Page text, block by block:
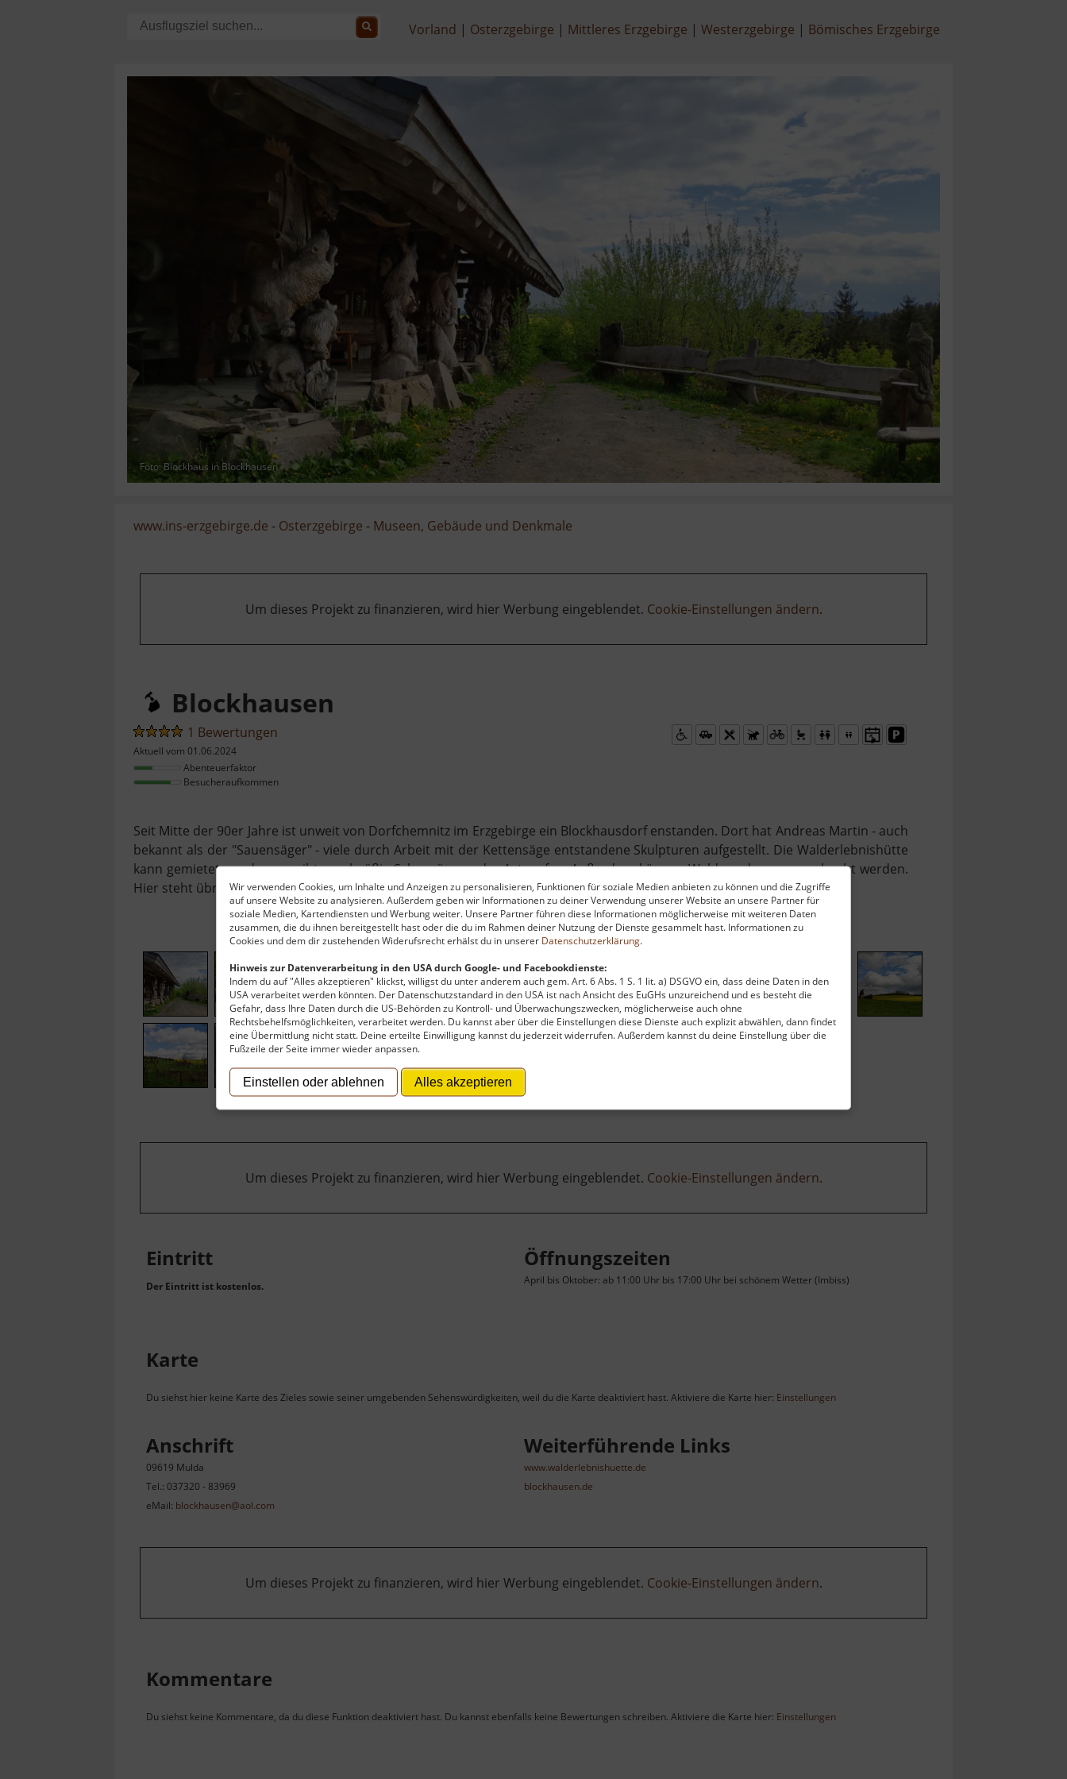
Wir verwenden Cookies, um Inhalte und Anzeigen zu personalisieren, Funktionen für soziale Medien anbieten zu können und die Zugriffe
auf unsere Website zu analysieren. Außerdem geben wir Informationen zu deiner Verwendung unserer Website an unsere Partner für
soziale Medien, Kartendiensten und Werbung weiter. Unsere Partner führen diese Informationen möglicherweise mit weiteren Daten
zusammen, die du ihnen bereitgestellt hast oder die du im Rahmen deiner Nutzung der Dienste gesammelt hast. Informationen zu
Cookies und dem dir zustehenden Widerufsrecht erhälst du in unserer Datenschutzerklärung.
Hinweis zur Datenverarbeitung in den USA durch Google- und Facebookdienste:
Indem du auf "Alles akzeptieren" klickst, willigst du unter anderem auch gem. Art. 6 Abs. 1 S. 1 lit. a) DSGVO ein, dass deine Daten in den
USA verarbeitet werden könnten. Der Datenschutzstandard in den USA ist nach Ansicht des EuGHs unzureichend und es besteht die
Gefahr, dass Ihre Daten durch die US-Behörden zu Kontroll- und Überwachungszwecken, möglicherweise auch ohne
Rechtsbehelfsmöglichkeiten, verarbeitet werden. Du kannst aber über die Einstellungen diese Dienste auch explizit abwählen, dann findet
eine Übermittlung nicht statt. Deine erteilte Einwilligung kannst du jederzeit widerrufen. Außerdem kannst du deine Einstellung über die
Fußzeile der Seite immer wieder anpassen.
Einstellen oder ablehnen Alles akzeptieren
Vorland Osterzgebirge Mittleres Erzgebirge Westerzgebirge Bömisches Erzgebirge
Foto: Blockhaus in Blockhausen
www.ins-erzgebirge.de - Osterzgebirge - Museen, Gebäude und Denkmale
Um dieses Projekt zu finanzieren, wird hier Werbung eingeblendet. Cookie-Einstellungen ändern.
Blockhausen
1 Bewertungen
Aktuell vom 01.06.2024
Abenteuerfaktor
Besucheraufkommen
Seit Mitte der 90er Jahre ist unweit von Dorfchemnitz im Erzgebirge ein Blockhausdorf enstanden. Dort hat Andreas Martin - auch
bekannt als der "Sauensäger" - viele durch Arbeit mit der Kettensäge entstandene Skulpturen aufgestellt. Die Walderlebnishütte
kann gemietet werden, es gibt regelmäßig Schausägen oder Axtwerfen. Außerdem können Waldwanderungen gebucht werden.
Hier steht übrigens auch der längste Tisch der Welt.
Um dieses Projekt zu finanzieren, wird hier Werbung eingeblendet. Cookie-Einstellungen ändern.
Eintritt
Der Eintritt ist kostenlos.
Öffnungszeiten
April bis Oktober: ab 11:00 Uhr bis 17:00 Uhr bei schönem Wetter (Imbiss)
Karte
Du siehst hier keine Karte des Zieles sowie seiner umgebenden Sehenswürdigkeiten, weil du die Karte deaktiviert hast. Aktiviere die Karte hier: Einstellungen
Anschrift
09619 Mulda
Tel.: 037320 - 83969
eMail: blockhausen@aol.com
Weiterführende Links
www.walderlebnishuette.de
blockhausen.de
Um dieses Projekt zu finanzieren, wird hier Werbung eingeblendet. Cookie-Einstellungen ändern.
Kommentare
Du siehst keine Kommentare, da du diese Funktion deaktiviert hast. Du kannst ebenfalls keine Bewertungen schreiben. Aktiviere die Karte hier: Einstellungen